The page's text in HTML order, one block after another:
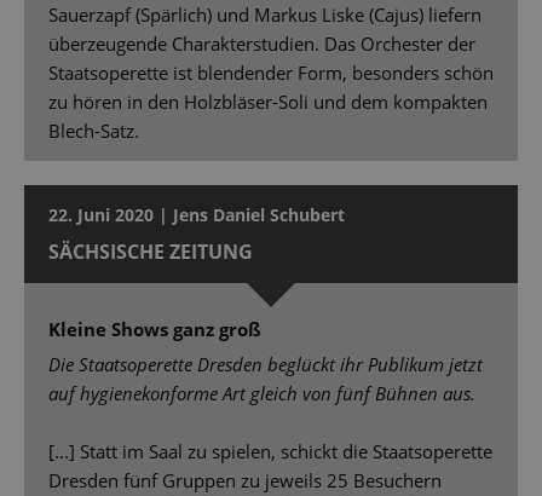
Sauerzapf (Spärlich) und Markus Liske (Cajus) liefern
überzeugende Charakterstudien. Das Orchester der
Staatsoperette ist blendender Form, besonders schön
zu hören in den Holzbläser-Soli und dem kompakten
Blech-Satz.
22. Juni 2020 | Jens Daniel Schubert
SÄCHSISCHE ZEITUNG
Kleine Shows ganz groß
Die Staatsoperette Dresden beglückt ihr Publikum jetzt
auf hygienekonforme Art gleich von fünf Bühnen aus.
[...] Statt im Saal zu spielen, schickt die Staatsoperette
Dresden fünf Gruppen zu jeweils 25 Besuchern